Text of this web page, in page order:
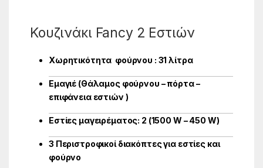
Κουζινάκι Fancy 2 Εστιών
Χωρητικότητα φούρνου : 31 λίτρα
Εμαγιέ (Θάλαμος φούρνου – πόρτα –
επιφάνεια εστιών )
Εστίες μαγειρέματος: 2 (1500 W – 450 W)
3 Περιστροφικοί διακόπτες για εστίες και
φούρνο